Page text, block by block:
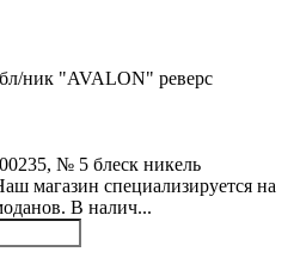
№ 5 блеск никель
магазин специализируется на
В налич...